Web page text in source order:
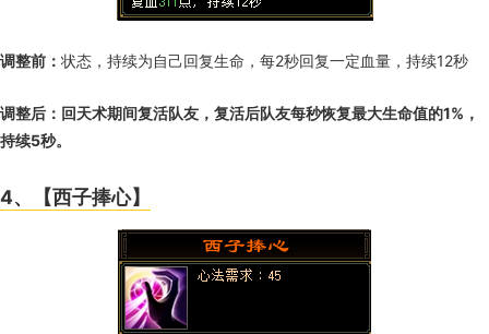
调整前： 状态，持续为自己回复生命，每2秒回复一定血量，持续12秒
调整后： 回天术期间复活队友，复活后队友每秒恢复最大生命值的1%，
持续5秒。
4、【西子捧心】